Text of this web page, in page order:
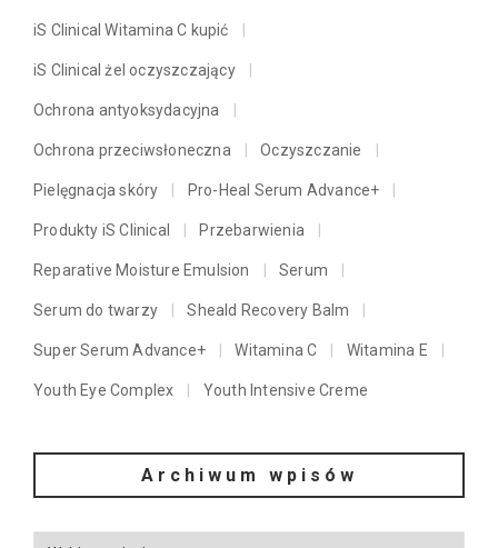
iS Clinical Witamina C kupić
iS Clinical żel oczyszczający
Ochrona antyoksydacyjna
Ochrona przeciwsłoneczna Oczyszczanie
Pielęgnacja skóry Pro-Heal Serum Advance+
Produkty iS Clinical Przebarwienia
Reparative Moisture Emulsion Serum
Serum do twarzy Sheald Recovery Balm
Super Serum Advance+ Witamina C Witamina E
Youth Eye Complex Youth Intensive Creme
Archiwum wpisów